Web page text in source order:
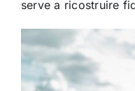
serve a ricostruire